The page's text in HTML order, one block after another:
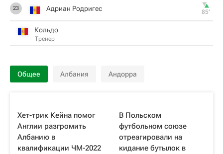
23 Адриан Родригес 85‎’‎
Кольдо
Тренер
Общее Албания Андорра
Хет-трик Кейна помог
Англии разгромить
Албанию в
квалификации ЧМ-2022
В Польском
футбольном союзе
отреагировали на
кидание бутылок в